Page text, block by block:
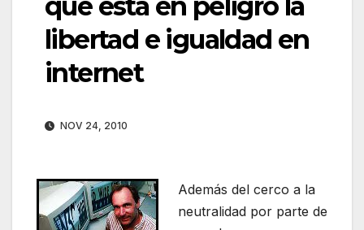
que está en peligro la
libertad e igualdad en
internet
NOV 24, 2010
Además del cerco a la
neutralidad por parte de